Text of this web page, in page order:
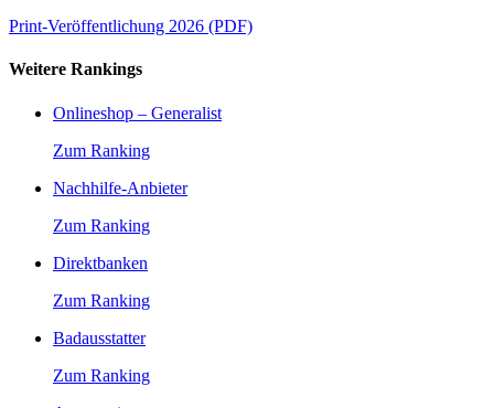
Print-Veröffentlichung 2026 (PDF)
Weitere Rankings
Onlineshop – Generalist
Zum Ranking
Nachhilfe-Anbieter
Zum Ranking
Direktbanken
Zum Ranking
Badausstatter
Zum Ranking